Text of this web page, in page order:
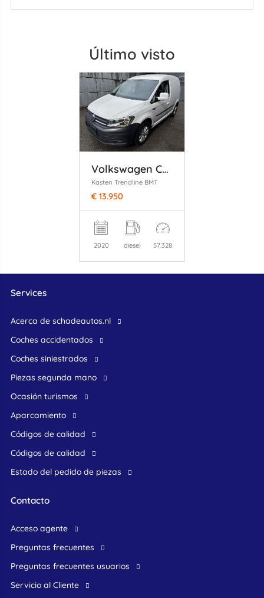
Último visto
Volkswagen Caddy
Kasten Trendline BMT
€ 13.950
2020 diesel 57.328
Services
Acerca de schadeautos.nl
Coches accidentados
Coches siniestrados
Piezas segunda mano
ocasión turismos
Aparcamiento
Códigos de calidad
Códigos de calidad
Estado del pedido de piezas
Contacto
acceso agente
preguntas frecuentes
preguntas frecuentes usuarios
Servicio al Cliente